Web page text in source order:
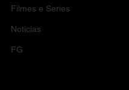
Filmes e Series
Noticias
FG